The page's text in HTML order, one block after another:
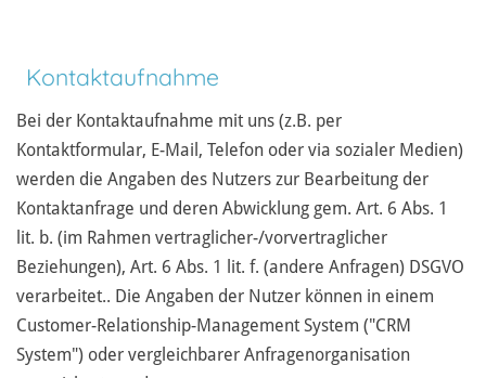
Kontaktaufnahme
Bei der Kontaktaufnahme mit uns (z.B. per
Kontaktformular, E-Mail, Telefon oder via sozialer Medien)
werden die Angaben des Nutzers zur Bearbeitung der
Kontaktanfrage und deren Abwicklung gem. Art. 6 Abs. 1
lit. b. (im Rahmen vertraglicher-/vorvertraglicher
Beziehungen), Art. 6 Abs. 1 lit. f. (andere Anfragen) DSGVO
verarbeitet.. Die Angaben der Nutzer können in einem
Customer-Relationship-Management System ("CRM
System") oder vergleichbarer Anfragenorganisation